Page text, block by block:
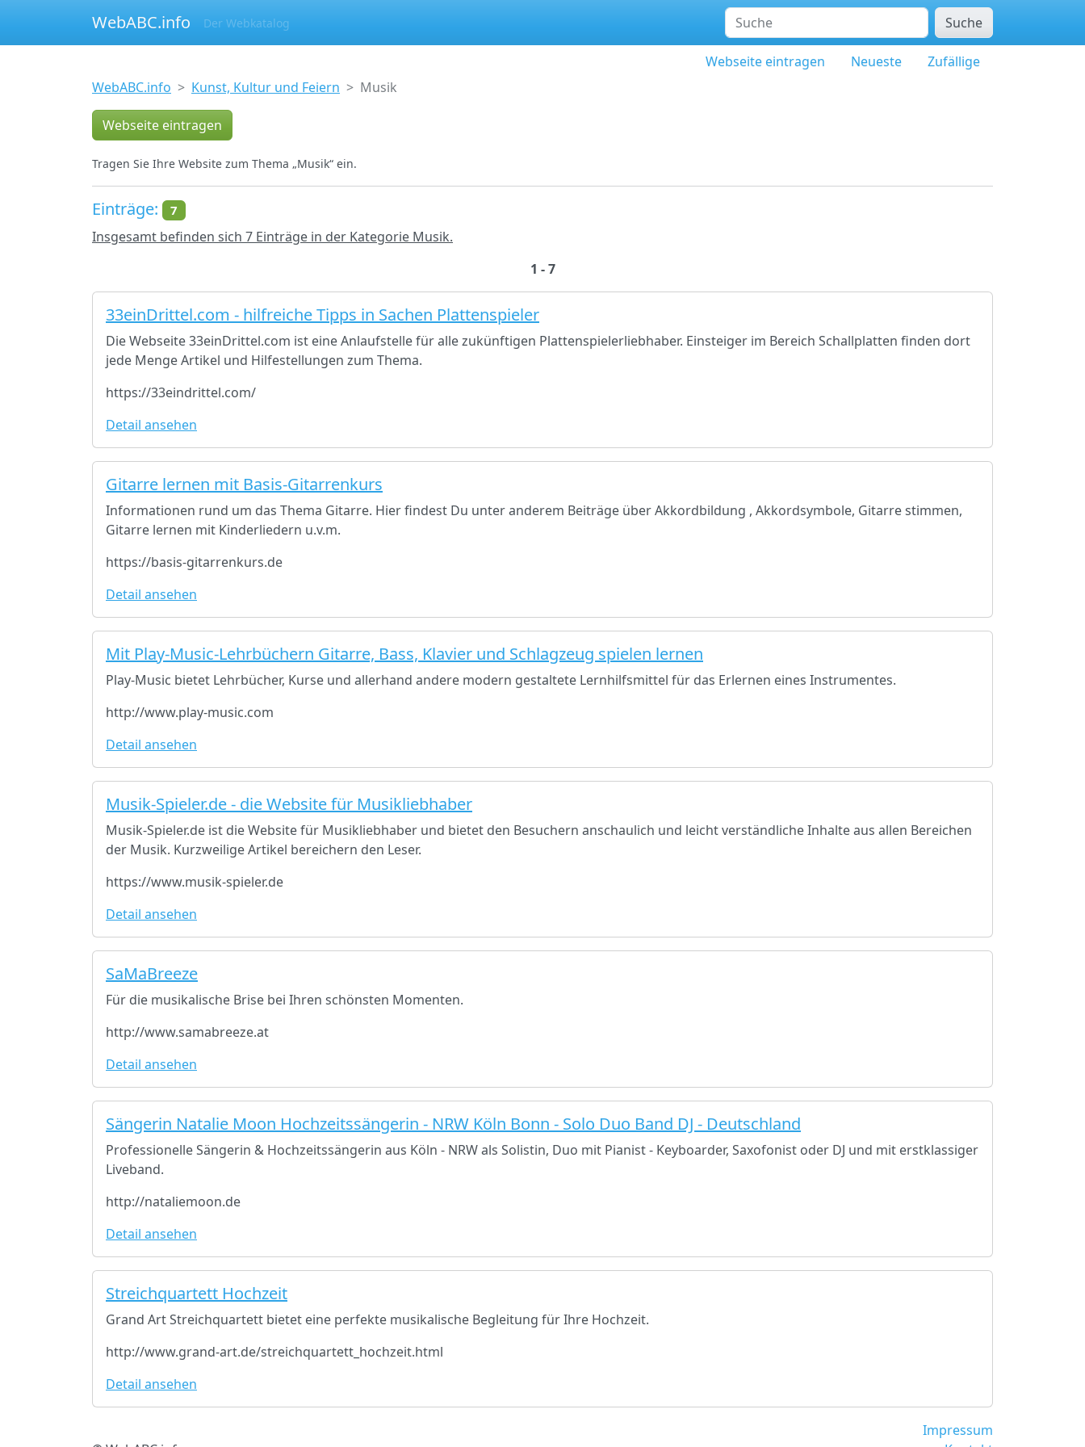
WebABC.info Der Webkatalog Suche
Webseite eintragen Neueste
Zufällige
WebABC.info
Kunst, Kultur und Feiern Musik
Webseite eintragen
Tragen Sie Ihre Website zum Thema „Musik“ ein.
Einträge: 7
Insgesamt befinden sich 7 Einträge in der Kategorie Musik.
1 - 7
33einDrittel.com - hilfreiche Tipps in Sachen Plattenspieler
Die Webseite 33einDrittel.com ist eine Anlaufstelle für alle zukünftigen Plattenspielerliebhaber. Einsteiger im Bereich Schallplatten finden dort
jede Menge Artikel und Hilfestellungen zum Thema.
https://33eindrittel.com/
Detail ansehen
Gitarre lernen mit Basis-Gitarrenkurs
Informationen rund um das Thema Gitarre. Hier findest Du unter anderem Beiträge über Akkordbildung , Akkordsymbole, Gitarre stimmen,
Gitarre lernen mit Kinderliedern u.v.m.
https://basis-gitarrenkurs.de
Detail ansehen
Mit Play-Music-Lehrbüchern Gitarre, Bass, Klavier und Schlagzeug spielen lernen
Play-Music bietet Lehrbücher, Kurse und allerhand andere modern gestaltete Lernhilfsmittel für das Erlernen eines Instrumentes.
http://www.play-music.com
Detail ansehen
Musik-Spieler.de - die Website für Musikliebhaber
Musik-Spieler.de ist die Website für Musikliebhaber und bietet den Besuchern anschaulich und leicht verständliche Inhalte aus allen Bereichen
der Musik. Kurzweilige Artikel bereichern den Leser.
https://www.musik-spieler.de
Detail ansehen
SaMaBreeze
Für die musikalische Brise bei Ihren schönsten Momenten.
http://www.samabreeze.at
Detail ansehen
Sängerin Natalie Moon Hochzeitssängerin - NRW Köln Bonn - Solo Duo Band DJ - Deutschland
Professionelle Sängerin & Hochzeitssängerin aus Köln - NRW als Solistin, Duo mit Pianist - Keyboarder, Saxofonist oder DJ und mit erstklassiger
Liveband.
http://nataliemoon.de
Detail ansehen
Streichquartett Hochzeit
Grand Art Streichquartett bietet eine perfekte musikalische Begleitung für Ihre Hochzeit.
http://www.grand-art.de/streichquartett_hochzeit.html
Detail ansehen
Impressum